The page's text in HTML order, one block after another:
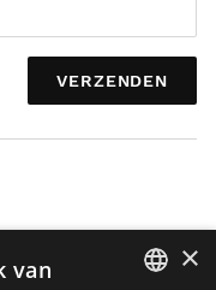
VERZENDEN
×
van